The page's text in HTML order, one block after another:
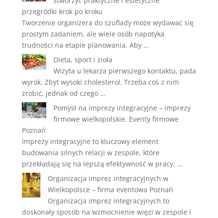
przegródki krok po kroku
Tworzenie organizera do szuflady może wydawać się
prostym zadaniem, ale wiele osób napotyka
trudności na etapie planowania. Aby …
Dieta, sport i zioła
Wizyta u lekarza pierwszego kontaktu, pada
wyrok. Zbyt wysoki cholesterol. Trzeba coś z nim
zrobić, jednak od czego …
Pomysł na imprezy integracyjne – imprezy
firmowe wielkopolskie. Eventy firmowe
Poznań
Imprezy integracyjne to kluczowy element
budowania silnych relacji w zespole, które
przekładają się na lepszą efektywność w pracy. …
Organizacja imprez integracyjnych w
Wielkopolsce – firma eventowa Poznań
Organizacja imprez integracyjnych to
doskonały sposób na wzmocnienie więzi w zespole i